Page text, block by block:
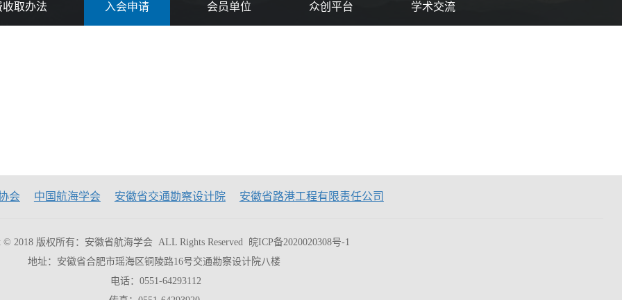
收取办法 入会申请 会员单位 众创平台 学术交流
会 中国航海学会 安徽省交通勘察设计院 安徽省路港工程有限责任公司
© 2018 版权所有：安徽省航海学会 ALL Rights Reserved
皖ICP备2020020308号-1
地址：安徽省合肥市瑶海区铜陵路16号交通勘察设计院八楼
电话：0551-64293112